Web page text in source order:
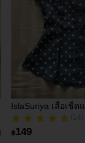
IslaSuriya เสื้อเชิ้
โบว์ ลายจุด กระดุม
พอง เน้นเอว
(14)
80+ ขายแล้ว
80+ ขายแล้ว
฿149